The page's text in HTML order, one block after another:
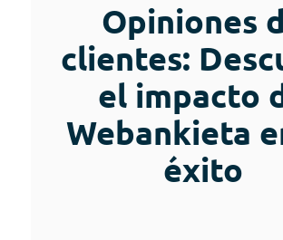
Opiniones
clientes:
el impacto
Webankieta
éxito